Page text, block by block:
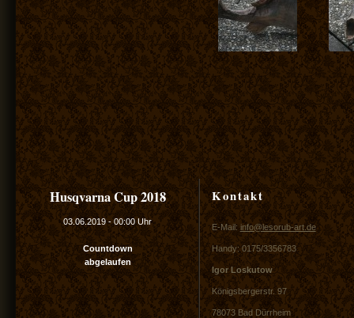
Husqvarna Cup 2018
03.06.2019-00:00 Uhr
Countdown
abgelaufen
Kontakt
E-Mail: info@lesorub-art.de
Handy: 0175/3356783
Igor Loskutow
Königsbergerstr. 97
78073 Bad Dürrheim